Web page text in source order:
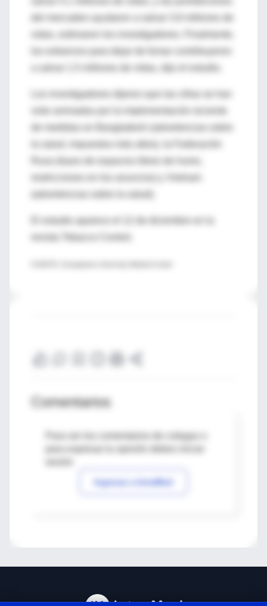
vidas, estimaron los investigadores. Finalmente,
Los investigadores dijeron que las cifras se han
de medidas en Bangladesh (advertencias sobre
Rusa (leyes de espacios libres de humo,
El estudio aparece el 12 de diciembre en la
Comentarios
Para ver los comentarios de colegas o
Ingresar a IntraMed